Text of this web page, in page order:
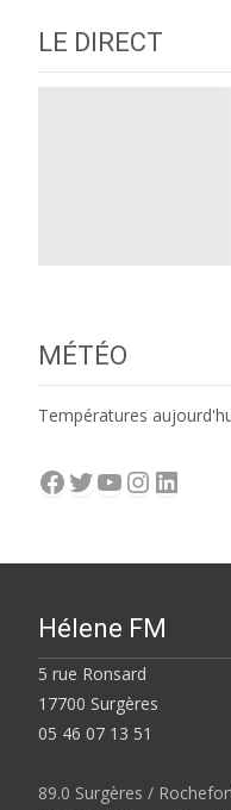
LE DIRECT
MÉTÉO
Températures
Facebook
Twitter
YouTube
Hélene FM
5 rue Ronsard
17700 Surgères
05 46 07 13 51
89.0 Surgères /